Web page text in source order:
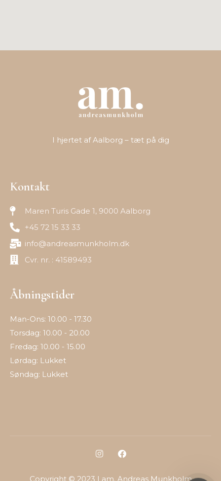
I hjertet af Aalborg – tæt på dig
Kontakt
Maren Turis Gade 1, 9000 Aalborg
+45 72 15 33 33
info@andreasmunkholm.dk
Cvr. nr. : 41589493
Åbningstider
Man-Ons: 10.00 - 17.30
Torsdag: 10.00 - 20.00
Fredag: 10.00 - 15.00
Lørdag: Lukket
Søndag: Lukket
Copyright © 2023 | am. Andreas Munkholm